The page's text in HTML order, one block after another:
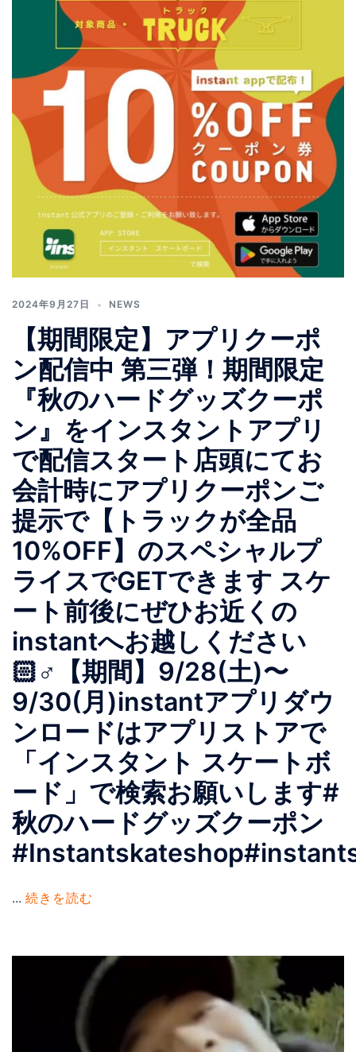
2024年9月27日 NEWS
【期間限定】アプリクーポ
ン配信中 第三弾！期間限定
『秋のハードグッズクーポ
ン』をインスタントアプリ
で配信スタート︎店頭にてお
会計時にアプリクーポンご
提示で【トラックが全品
10%OFF】のスペシャルプ
ライスでGETできます スケ
ート前後にぜひお近くの
instantへお越しください
🏻‍♂️【期間】9/28(土)〜
9/30(月)instantアプリダウ
ンロードはアプリストアで
「インスタント スケートボ
ード」で検索お願いします#
秋のハードグッズクーポン
... 続きを読む